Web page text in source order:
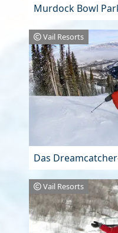
Murdock Bowl
Vail Resorts
Das
Vail Resorts